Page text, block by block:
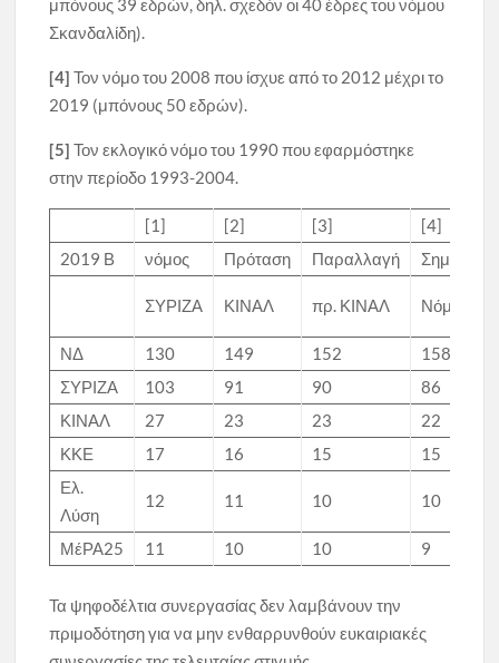
μπόνους 39 εδρών, δηλ. σχεδόν οι 40 έδρες του νόμου
Σκανδαλίδη).
[4] Τον νόμο του 2008 που ίσχυε από το 2012 μέχρι το
2019 (μπόνους 50 εδρών).
[5] Τον εκλογικό νόμο του 1990 που εφαρμόστηκε
στην περίοδο 1993-2004.
[1] [2] [3]
[4]
2019 Β
νόμος Πρόταση Παραλλαγή Σημερινός
ΣΥΡΙΖΑ ΚΙΝΑΛ πρ. ΚΙΝΑΛ Νόμος
ΝΔ 130 149 152
158
ΣΥΡΙΖΑ
103 91 90
86
ΚΙΝΑΛ
27 23 23
22
ΚΚΕ
17 16 15
15
Ελ.
Λύση
12 11 10 10
ΜέΡΑ25 11 10 10 9
Τα ψηφοδέλτια συνεργασίας δεν λαμβάνουν την
πριμοδότηση για να μην ενθαρρυνθούν ευκαιριακές